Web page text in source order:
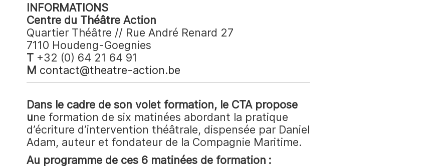
INFORMATIONS
Centre du Théâtre Action
Quartier Théâtre // Rue André Renard 27
7110 Houdeng-Goegnies
T+32 (0) 64 21 64 91
M contact@theatre-action.be
Dans le cadre de son volet formation, le CTA propose
une formation de six matinées abordant la pratique
d’écriture d’intervention théâtrale, dispensée par Daniel
Adam, auteur et fondateur de la Compagnie Maritime.
Au programme de ces 6 matinées de formation :